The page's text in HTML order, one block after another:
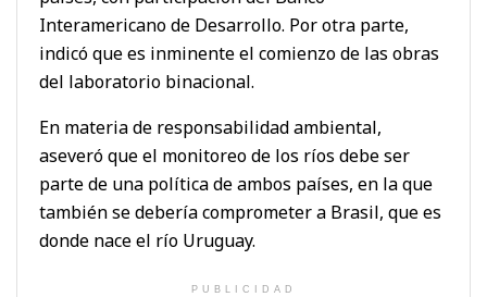
Interamericano de Desarrollo. Por otra parte,
indicó que es inminente el comienzo de las obras
del laboratorio binacional.
En materia de responsabilidad ambiental,
aseveró que el monitoreo de los ríos debe ser
parte de una política de ambos países, en la que
también se debería comprometer a Brasil, que es
donde nace el río Uruguay.
PUBLICIDAD